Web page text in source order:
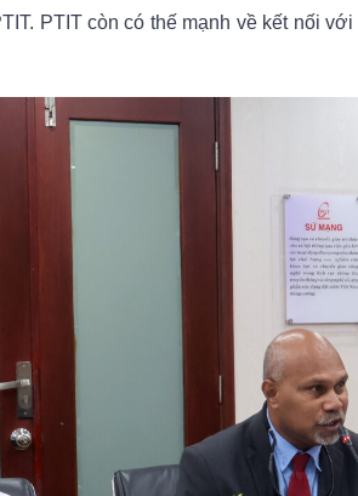
PTIT còn có thế mạnh về kết nối